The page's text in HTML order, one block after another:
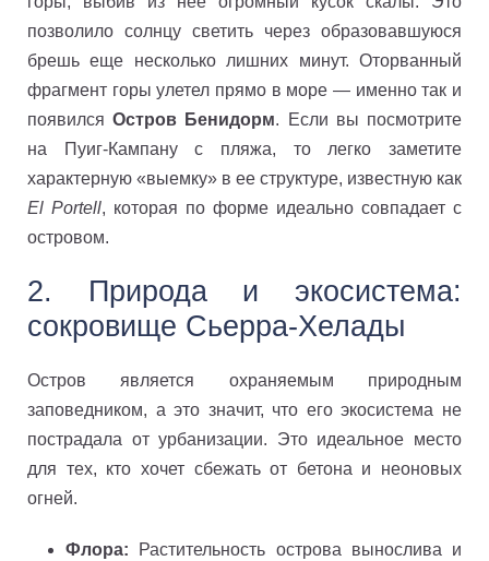
позволило солнцу светить через образовавшуюся
брешь еще несколько лишних минут. Оторванный
фрагмент горы улетел прямо в море — именно так и
появилсяОстров Бенидорм. Если вы посмотрите
на Пуиг-Кампану с пляжа, то легко заметите
характерную «выемку» в ее структуре, известную как
El Portell, которая по форме идеально совпадает с
островом.
2. Природа и экосистема:
сокровище Сьерра-Хелады
Остров является охраняемым природным
заповедником, а это значит, что его экосистема не
пострадала от урбанизации. Это идеальное место
для тех, кто хочет сбежать от бетона и неоновых
огней.
Флора: Растительность острова вынослива и